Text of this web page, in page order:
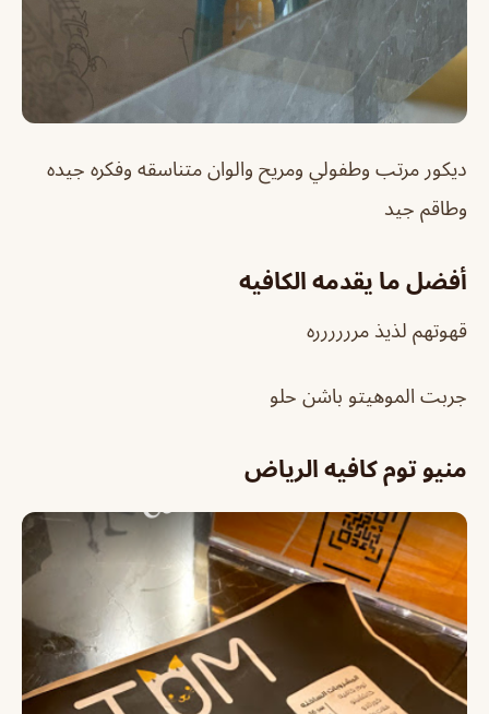
ديكور مرتب وطفولي ومريح والوان متناسقه وفكره جيده
وطاقم جيد
أفضل ما يقدمه الكافيه
قهوتهم لذيذ مرررررره
جربت الموهيتو باشن حلو
منيو توم كافيه الرياض